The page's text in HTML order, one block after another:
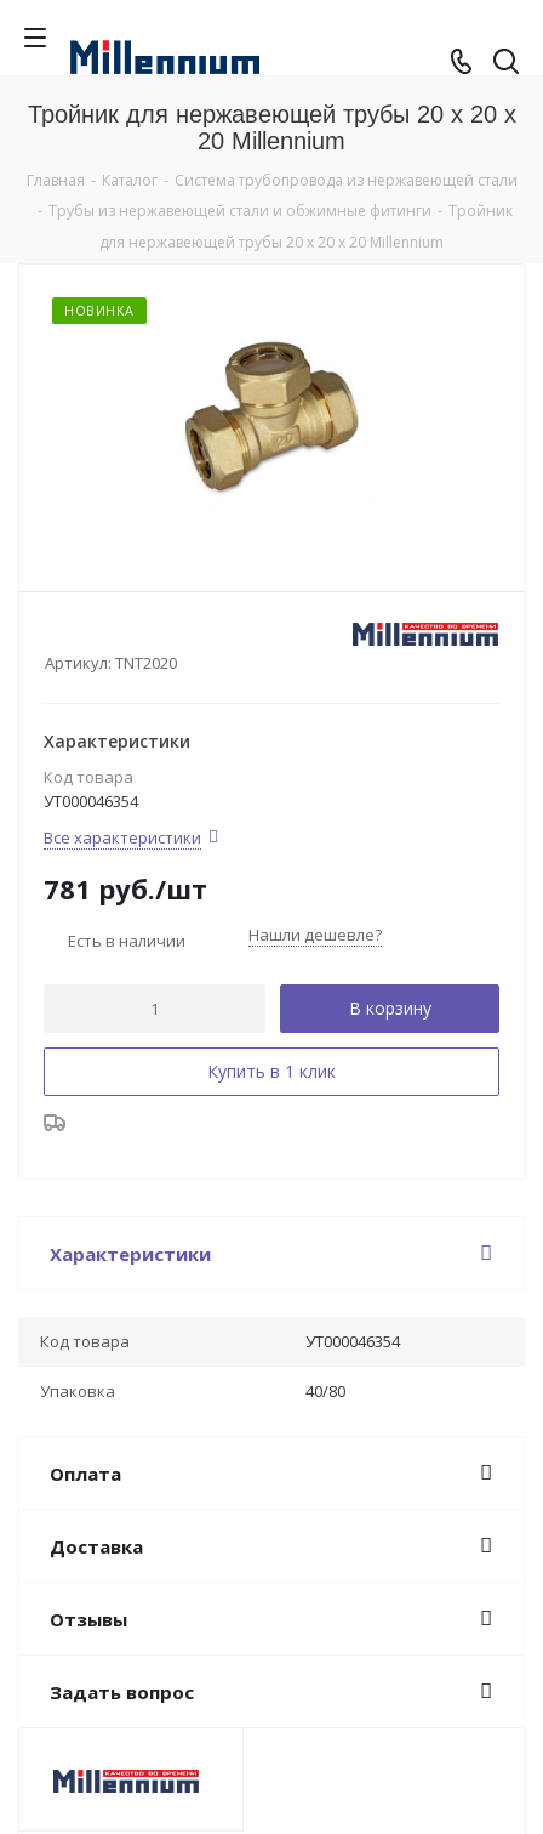
Тройник для нержавеющей трубы 20 x 20 x
20 Millennium
Главная - Каталог - Система трубопровода из нержавеющей стали
- Трубы из нержавеющей стали и обжимные фитинги - Тройник
для нержавеющей трубы 20 x 20 x 20 Millennium
НОВИНКА
Артикул: TNT2020
Характеристики
Код товара
УТ000046354
Все характеристики
781 руб./шт
Есть в наличии Нашли дешевле?
В корзину
Купить в 1 клик
Характеристики
Код товара УТ000046354
Упаковка 40/80
Оплата
Доставка
Отзывы
Задать вопрос